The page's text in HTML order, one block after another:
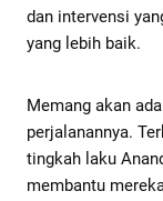
dan intervensi
yang lebih baik.
Memang akan ada
perjalanannya.
tingkah laku
membantu